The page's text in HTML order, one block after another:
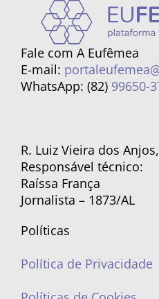
Fale com A Eufêmea
E-mail:
WhatsApp: (82) 99650-
R. Luiz Vieira dos
Responsável técnico:
Raíssa França
Jornalista – 1873/AL
Políticas
Política de Privacidade